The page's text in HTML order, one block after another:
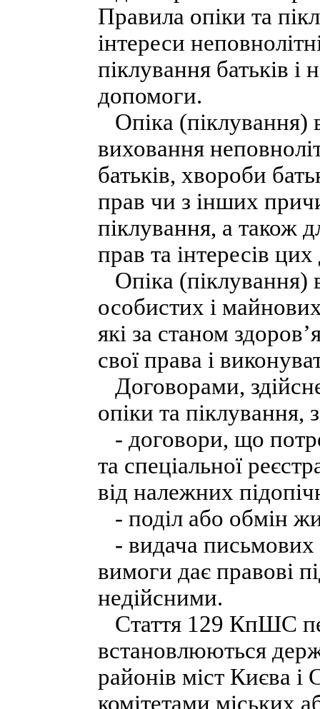
Правила опіки та
інтереси
піклування батьків і
допомоги.
Опіка (піклування)
виховання
батьків, хвороби
прав чи з інших
піклування, а також
прав та інтересів цих
Опіка (піклування)
особистих і
які за станом
свої права і
Договорами,
опіки та піклування,
- договори, що
та спеціальної
від належних
- поділ або обмін
- видача письмових
вимоги дає правові
недійсними.
Стаття 129 КпШС
встановлюються
районів міст Києва
комітетами міських